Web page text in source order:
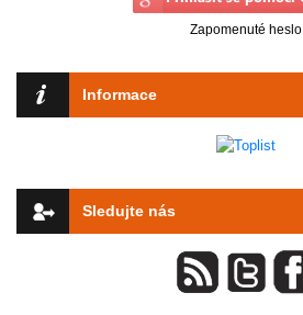
Zapomenuté heslo
Informace
Sledujte nás